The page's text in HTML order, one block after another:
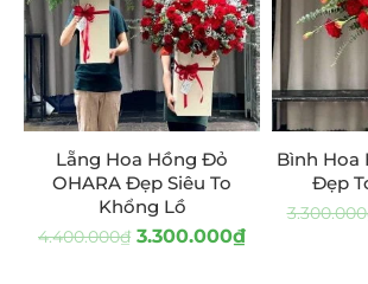
Lẵng Hoa Hồng Đỏ
OHARA Đẹp Siêu To
Khổng Lồ
4.400.000₫ 3.300.000₫
Bình Hoa
Đẹp
3.300.000